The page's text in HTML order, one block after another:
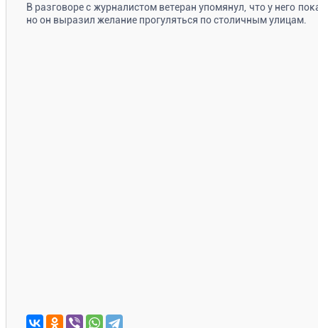
В разговоре с журналистом ветеран упомянул, что у него
но он выразил желание прогуляться по столичным улицам.